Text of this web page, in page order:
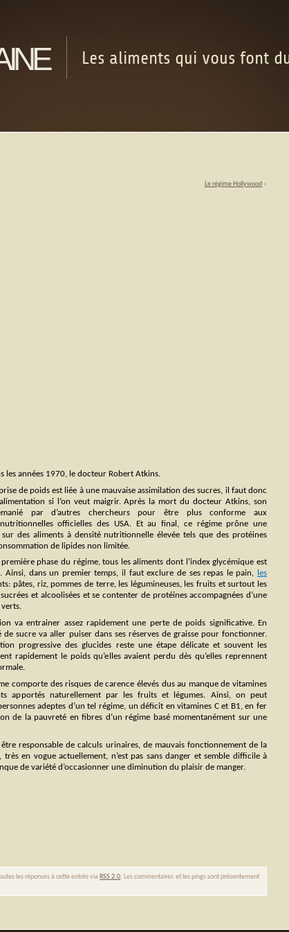
Les aliments qui vous font
Le régime Hollywood »
les années 1970, le docteur Robert Atkins.
de poids est liée à une mauvaise assimilation des sucres, il faut donc
si l’on veut maigrir. Après la mort du docteur Atkins, son
par d’autres chercheurs pour être plus conforme aux
officielles des USA. Et au final, ce régime prône une
sur des aliments à densité nutritionnelle élevée tels que des protéines
de lipides non limitée.
phase du régime, tous les aliments dont l’index glycémique est
Ainsi, dans un premier temps, il faut exclure de ses repas le pain,
les
pâtes, riz, pommes de terre, les légumineuses, les fruits et surtout les
et alcoolisées et se contenter de protéines accompagnées d’une
va entrainer assez rapidement une perte de poids significative. En
sucre va aller puiser dans ses réserves de graisse pour fonctionner.
progressive des glucides reste une étape délicate et souvent les
rapidement le poids qu’elles avaient perdu dès qu’elles reprennent
comporte des risques de carence élevés dus au manque de vitamines
apportés naturellement par les fruits et légumes. Ainsi, on peut
adeptes d’un tel régime, un déficit en vitamines C et B1, en fer
de la pauvreté en fibres d’un régime basé momentanément sur une
responsable de calculs urinaires, de mauvais fonctionnement de la
en vogue actuellement, n’est pas sans danger et semble difficile à
de variété d’occasionner une diminution du plaisir de manger.
les réponses à cette entrés via RSS 2.0. Les commentaires et les pings sont présentement